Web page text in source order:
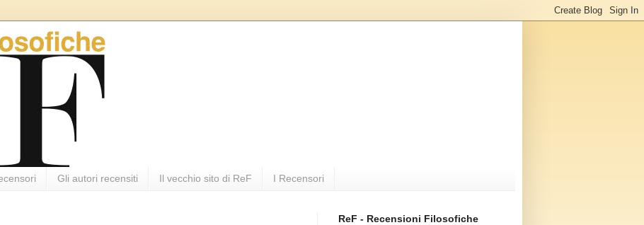
Gli autori recensiti Il vecchio sito di ReF I Recensori
ReF - Recensioni Filosofiche